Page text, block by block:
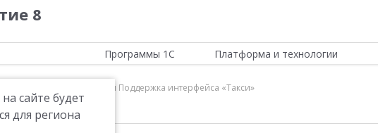
8
сайте будет
для региона
Программы 1С Платформа и технологии
3.0.18 Новое в версии Поддержка интерфейса «Такси»